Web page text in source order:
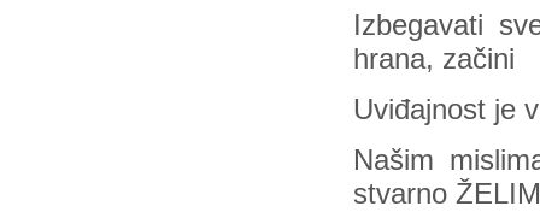
Izbegavati
hrana, začini
Uviđajnost je
Našim
stvarno